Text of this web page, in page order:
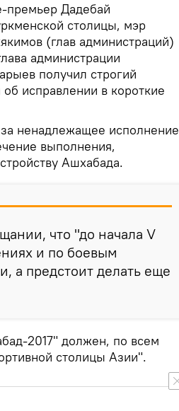
премьер Дадебай
столицы, мэр
(глав администраций)
администрации
получил строгий
исправлении в короткие
ненадлежащее исполнение
выполнения,
Ашхабада.
что "до начала V
и по боевым
а предстоит делать еще
2017" должен, по всем
столицы Азии".